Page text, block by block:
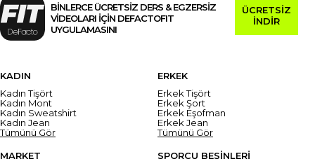
BİNLERCE ÜCRETSİZ DERS & EGZERSİZ
VİDEOLARI İÇİN DEFACTOFIT
UYGULAMASINI
ÜCRETSİZ
İNDİR
KADIN
Kadın Tişört
Kadın Mont
Kadın Sweatshirt
Kadın Jean
Tümünü Gör
ERKEK
Erkek Tişört
Erkek Şort
Erkek Eşofman
Erkek Jean
Tümünü Gör
MARKET
SPORCU BESİNLERİ